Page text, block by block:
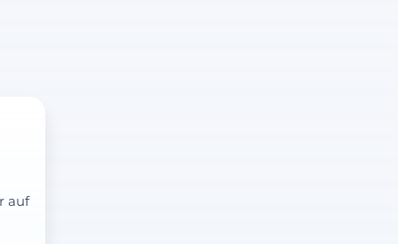
auf